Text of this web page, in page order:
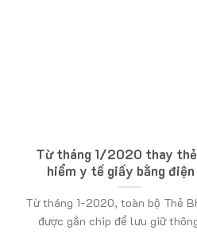
Từ tháng 1/2020 thay
hiểm y tế giấy bằng
Từ tháng 1-2020, toàn bộ Thẻ
được gắn chip để lưu giữ